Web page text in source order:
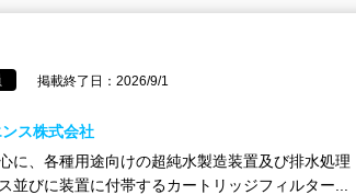
掲載終了日：2026/9/1
ス株式会社
に、各種用途向けの超純水製造装置及び排水処理
びに装置に付帯するカートリッジフィルター...